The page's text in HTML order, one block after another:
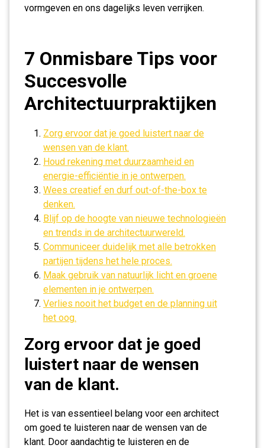
vormgeven en ons dagelijks leven verrijken.
7 Onmisbare Tips voor
Succesvolle
Architectuurpraktijken
Zorg ervoor dat je goed luistert naar de
wensen van de klant.
Houd rekening met duurzaamheid en
energie-efficiëntie in je ontwerpen.
Wees creatief en durf out-of-the-box te
denken.
Blijf op de hoogte van nieuwe technologieën
en trends in de architectuurwereld.
Communiceer duidelijk met alle betrokken
partijen tijdens het hele proces.
Maak gebruik van natuurlijk licht en groene
elementen in je ontwerpen.
Verlies nooit het budget en de planning uit
het oog.
Zorg ervoor dat je goed
luistert naar de wensen
van de klant.
Het is van essentieel belang voor een architect
om goed te luisteren naar de wensen van de
klant. Door aandachtig te luisteren en de